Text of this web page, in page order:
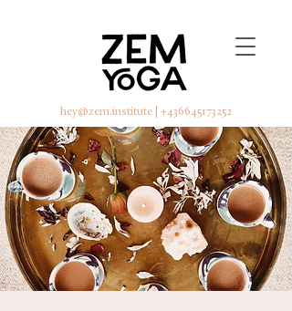
hey@zem.institute| +436645173252